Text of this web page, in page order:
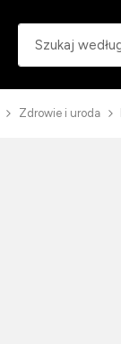
Zdrowie i uroda